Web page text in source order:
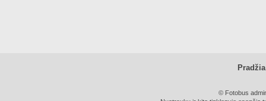
Pradžia
© Fotobus